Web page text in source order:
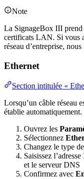
Note
La SignageBox III prend
certificats LAN. Si vous
réseau d’entreprise,
Ethernet
Section intitulée «
Lorsqu’un câble réseau
établie automatiquement.
Ouvrez les
Sélectionnez
Changez le type
Saisissez
et le serveur DNS
Confirmez avec